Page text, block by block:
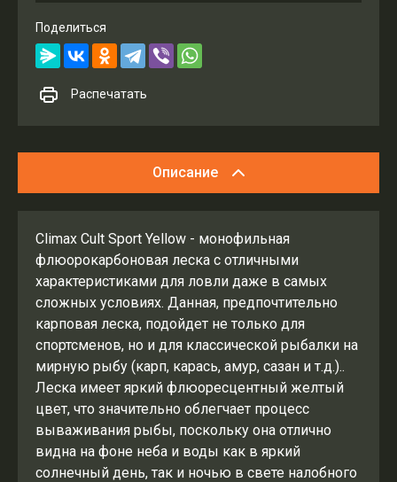
Поделиться
Распечатать
Описание
Climax Cult Sport Yellow - монофильная
флюорокарбоновая леска с отличными
характеристиками для ловли даже в самых
сложных условиях. Данная, предпочтительно
карповая леска, подойдет не только для
спортсменов, но и для классической рыбалки на
мирную рыбу (карп, карась, амур, сазан и т.д.)..
Леска имеет яркий флюоресцентный желтый
цвет, что значительно облегчает процесс
вываживания рыбы, поскольку она отлично
видна на фоне неба и воды как в яркий
солнечный день, так и ночью в свете налобного